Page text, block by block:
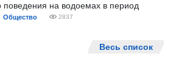
поведения на водоемах в период
Общество 2837
Весь список